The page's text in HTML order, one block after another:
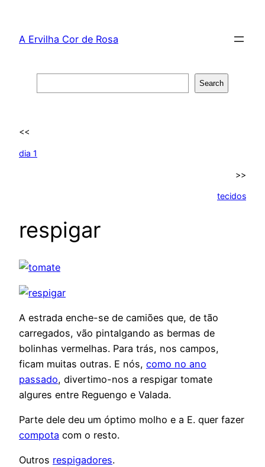
content
A Ervilha Cor de Rosa
Search
<<
dia 1
>>
tecidos
respigar
A estrada enche-se de camiões que, de tão
carregados, vão pintalgando as bermas de
bolinhas vermelhas. Para trás, nos campos,
ficam muitas outras. E nós, como no ano
passado, divertimo-nos a respigar tomate
algures entre Reguengo e Valada.
Parte dele deu um óptimo molho e a E. quer fazer
compota com o resto.
Outros respigadores.